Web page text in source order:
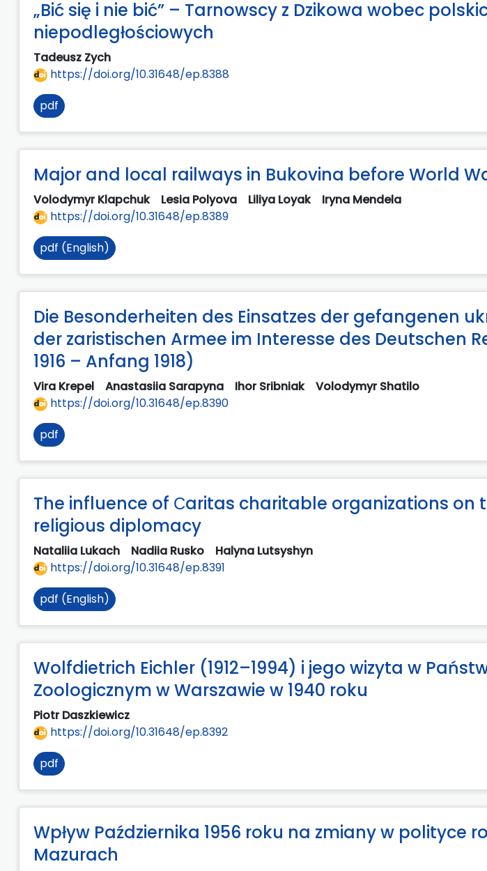
„Bić się i nie bić” – Tarnowscy z Dzikowa wobec
niepodległościowych
Tadeusz Zych
https://doi.org/10.31648/ep.8388
pdf
Major and local railways in Bukovina before World
Volodymyr Klapchuk Lesia Polyova Liliya Loyak Iryna Mendela
https://doi.org/10.31648/ep.8389
pdf (English)
Die Besonderheiten des Einsatzes der gefangenen
der zaristischen Armee im Interesse des Deutschen
1916 – Anfang 1918)
Vira Krepel Anastasiia Sarapyna Ihor Sribniak Volodymyr Shatilo
https://doi.org/10.31648/ep.8390
pdf
The influence of Сaritas charitable organizations on
religious diplomacy
Nataliia Lukach Nadiia Rusko Halyna Lutsyshyn
https://doi.org/10.31648/ep.8391
pdf (English)
Wolfdietrich Eichler (1912–1994) i jego wizyta w
Zoologicznym w Warszawie w 1940 roku
Piotr Daszkiewicz
https://doi.org/10.31648/ep.8392
pdf
Wpływ Października 1956 roku na zmiany w polityce
Mazurach